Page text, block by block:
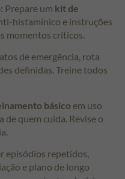
Prepare um kit de
histamínico e instruções
momentos críticos.
de emergência, rota
definidas. Treine todos
básico em uso
quem cuida. Revise o
episódios repetidos,
e plano de longo